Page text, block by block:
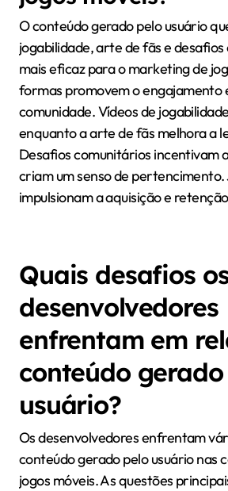
O conteúdo gerado pelo usuário
jogabilidade, arte de fãs e
mais eficaz para o marketing de
formas promovem o engajamento
comunidade. Vídeos de
enquanto a arte de fãs melhora a
Desafios comunitários incentivam
criam um senso de pertencimento.
impulsionam a aquisição e
Quais desafios
desenvolvedores
enfrentam em
conteúdo
usuário?
Os desenvolvedores enfrentam
conteúdo gerado pelo usuário nas
jogos móveis. As questões